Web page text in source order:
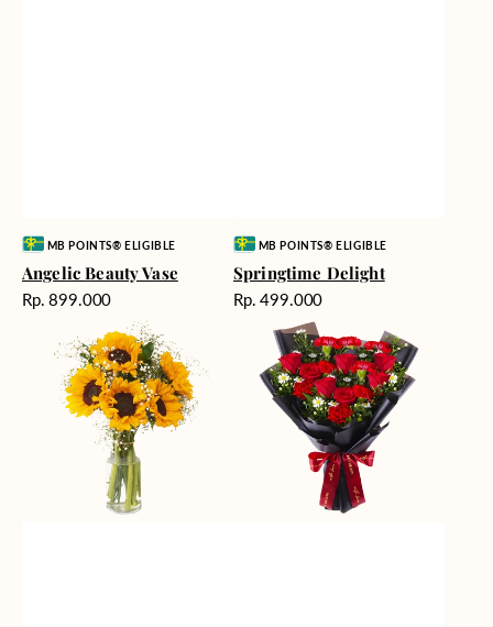
Vendor:MB POINTS® ELIGIBLE
Angelic Beauty Vase
Harga
Rp. 899.000
Vendor:MB POINTS® ELIGIBLE
Springtime Delight
Harga
Rp. 499.000
Sunshine
Passion